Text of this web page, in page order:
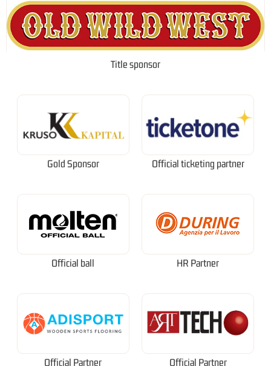
Title sponsor
Gold Sponsor Official ticketing partner
Official ball HR Partner
Official Partner Official Partner